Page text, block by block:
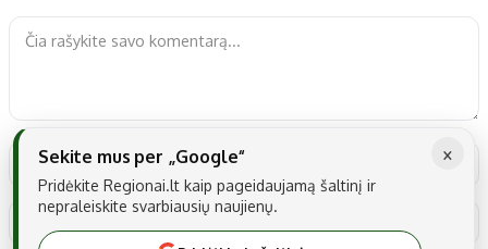
×
Sekite mus per „Google“
Pridėkite Regionai.lt kaip pageidaujamą šaltinį ir
nepraleiskite svarbiausių naujienų.